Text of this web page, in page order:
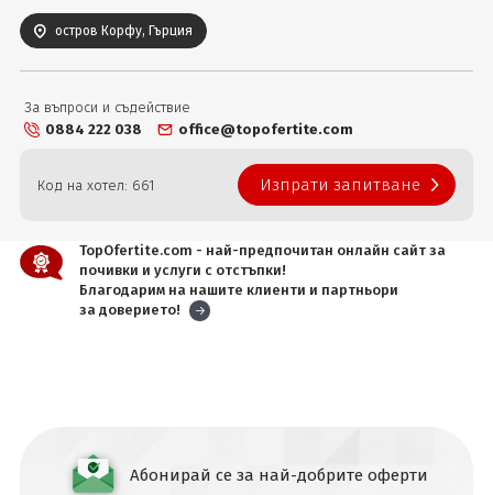
остров Корфу, Гърция
За въпроси и съдействие
0884 222 038
office@topofertite.com
Код на хотел: 661 Изпрати запитване
TopOfertite.com - най-предпочитан онлайн сайт за
почивки и услуги с отстъпки!
Благодарим на нашите клиенти и партньори
за доверието!
Абонирай се за най-добрите оферти